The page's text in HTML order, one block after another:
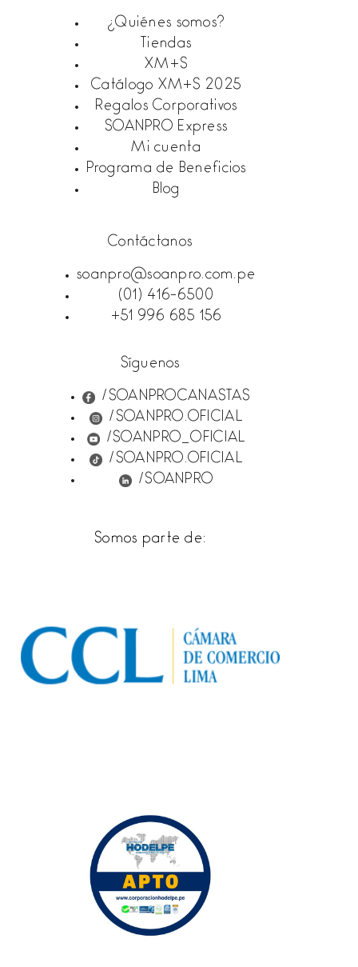
¿Quiénes somos?
Tiendas
XM+S
Catálogo XM+S 2025
Regalos Corporativos
SOANPRO Express
Mi cuenta
Programa de Beneficios
Blog
Contáctanos
soanpro@soanpro.com.pe
(01) 416-6500
+51 996 685 156
Síguenos
/SOANPROCANASTAS
/SOANPRO.OFICIAL
/SOANPRO_OFICIAL
/SOANPRO.OFICIAL
/SOANPRO
Somos parte de: